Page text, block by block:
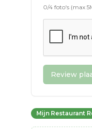
0/4 foto's (max
Review
Mijn Restaurant